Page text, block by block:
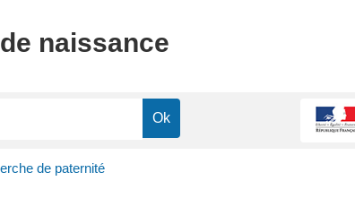
naissance
de paternité